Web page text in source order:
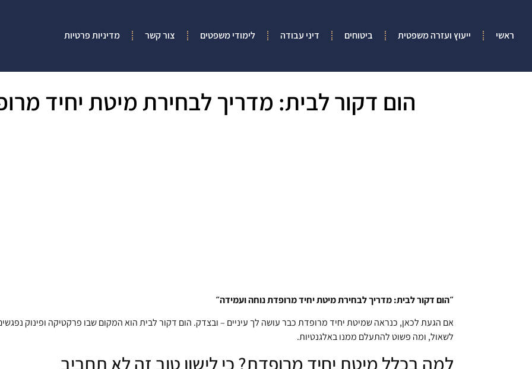
ראשי ייעוץ ועזרה משפטית ביטוחים דיני עבודה לימודי משפטים צור קשר מדיניות פרטיות
הום דקור לבית: מדריך לבחירת מיטת יחיד
״הום דקור לבית: מדריך לבחירת מיטת יחיד מרופדת נוחה ועמידה״
אם הגעת לכאן, כנראה שמיטת יחיד מרופדת כבר עושה לך עיניים – ובצדק. הום דקור לבית הוא המקום שבו פרקטיקה ופינוק
לשאול, ומה פשוט להתעלם ממנו באלגנטיות.
למה בכלל מיטת יחיד מרופדת? כי לישון טוב זה לא תחביב